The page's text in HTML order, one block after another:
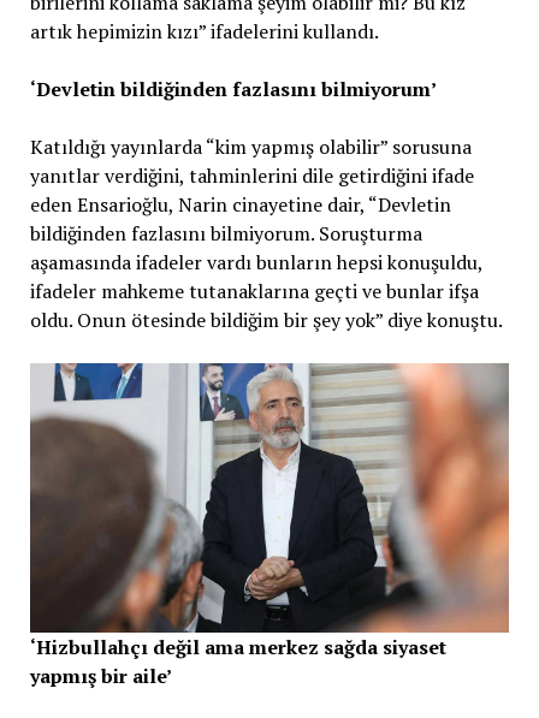
artık hepimizin kızı” ifadelerini kullandı.
‘Devletin bildiğinden fazlasını bilmiyorum’
Katıldığı yayınlarda “kim yapmış olabilir” sorusuna
yanıtlar verdiğini, tahminlerini dile getirdiğini ifade
eden Ensarioğlu, Narin cinayetine dair, “Devletin
bildiğinden fazlasını bilmiyorum. Soruşturma
aşamasında ifadeler vardı bunların hepsi konuşuldu,
ifadeler mahkeme tutanaklarına geçti ve bunlar ifşa
oldu. Onun ötesinde bildiğim bir şey yok” diye konuştu.
‘Hizbullahçı değil ama merkez sağda siyaset
yapmış bir aile’